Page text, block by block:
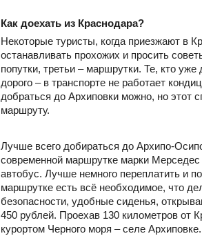
Как доехать из Краснодара?
Некоторые туристы, когда приезжают в
останавливать прохожих и просить
попутки, третьи – маршрутки. Те, кто
дорого – в транспорте не работает
добраться до Архиповки можно, но этот
маршруту.
Лучше всего добираться до Архипо-
современной маршрутке марки
автобус. Лучше немного переплатить и
маршрутке есть всё необходимое, что
безопасности, удобные сиденья,
450 рублей. Проехав 130 километров от
курортом Черного моря – селе